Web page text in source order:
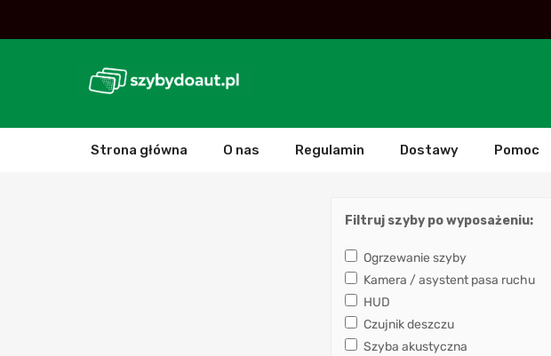
Strona główna O nas Regulamin Dostawy Pomoc
Filtruj szyby po wyposażeniu:
Ogrzewanie szyby
Kamera / asystent pasa ruchu
HUD
Czujnik deszczu
Szyba akustyczna